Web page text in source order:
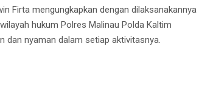
Firta mengungkapkan dengan dilaksanakannya
hukum Polres Malinau Polda Kaltim
dan nyaman dalam setiap aktivitasnya.